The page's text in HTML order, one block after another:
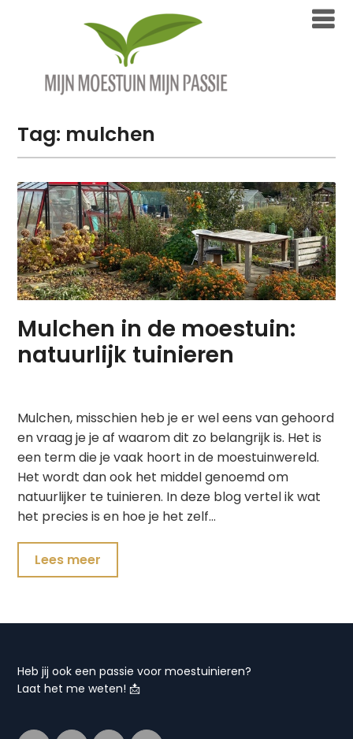
Tag: mulchen
Mulchen in de moestuin:
natuurlijk tuinieren
Mulchen, misschien heb je er wel eens van gehoord
en vraag je je af waarom dit zo belangrijk is. Het is
een term die je vaak hoort in de moestuinwereld.
Het wordt dan ook het middel genoemd om
natuurlijker te tuinieren. In deze blog vertel ik wat
het precies is en hoe je het zelf…
Lees meer
Heb jij ook een passie voor moestuinieren?
Laat het me weten! 📩